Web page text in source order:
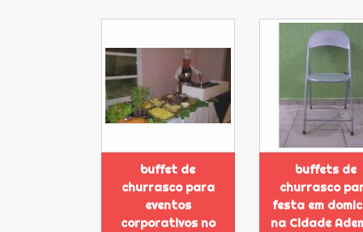
buffet de
churrasco para
eventos
corporativos no
buffets de
churrasco
festa em
na Cidade